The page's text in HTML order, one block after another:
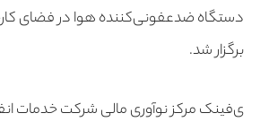
دستگاه ضدعفونی‌کننده هوا در فضای
برگزار شد.
ی‌فینک مرکز نوآوری مالی شرکت خدمات